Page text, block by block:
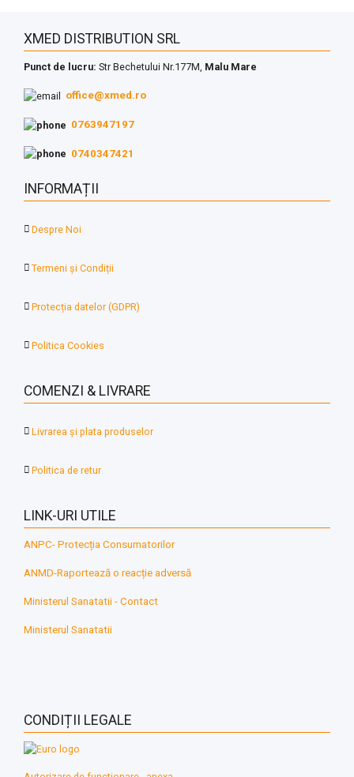
XMED DISTRIBUTION SRL
Punct de lucru: Str Bechetului Nr.177M, Malu Mare
office@xmed.ro
0763947197
0740347421
INFORMAȚII
Despre Noi
Termeni și Condiții
Protecția datelor (GDPR)
Politica Cookies
COMENZI & LIVRARE
Livrarea și plata produselor
Politica de retur
LINK-URI UTILE
ANPC- Protecția Consumatorilor
ANMD-Raportează o reacție adversă
Ministerul Sanatatii - Contact
Ministerul Sanatatii
CONDIȚII LEGALE